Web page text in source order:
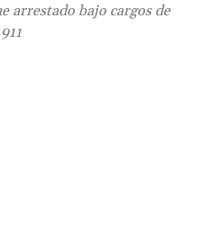
arrestado bajo cargos de